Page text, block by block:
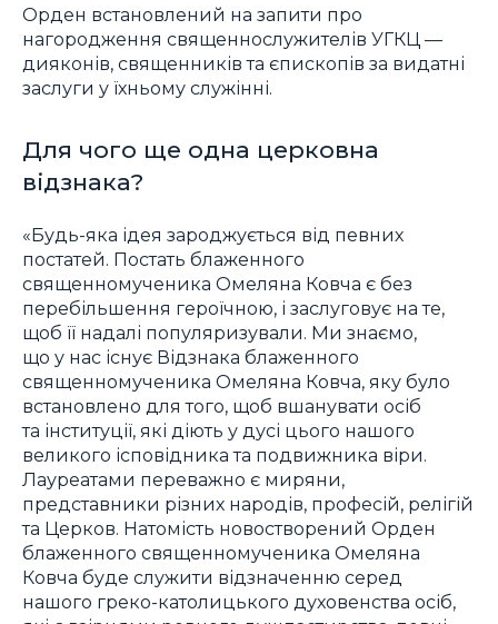
Орден встановлений на запити про
нагородження священнослужителів УГКЦ —
дияконів, священників та єпископів за видатні
заслуги у їхньому служінні.
Для чого ще одна церковна
відзнака?
«Будь-яка ідея зароджується від певних
постатей. Постать блаженного
священномученика Омеляна Ковча є без
перебільшення героїчною, і заслуговує на те,
щоб її надалі популяризували. Ми знаємо,
що у нас існує Відзнака блаженного
священномученика Омеляна Ковча, яку було
встановлено для того, щоб вшанувати осіб
та інституції, які діють у дусі цього нашого
великого ісповідника та подвижника віри.
Лауреатами переважно є миряни,
представники різних народів, професій, релігій
та Церков. Натомість новостворений Орден
блаженного священномученика Омеляна
Ковча буде служити відзначенню серед
нашого греко-католицького духовенства осіб,